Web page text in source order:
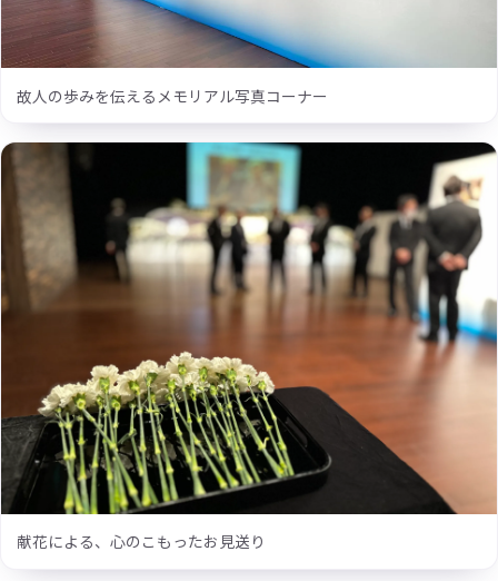
故人の歩みを伝えるメモリアル写真コーナー
献花による、心のこもったお見送り